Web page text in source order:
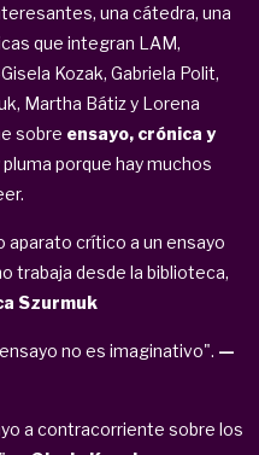
una cátedra, una
que integran LAM,
Kozak, Gabriela Polit,
Martha Bátiz y Lorena
sobre ensayo, crónica y
porque hay muchos
aparato crítico a un ensayo
trabaja desde la biblioteca,
Szurmuk
no es imaginativo". —
a contracorriente sobre los